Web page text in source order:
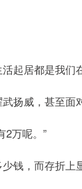
起居都是我们
扬威，甚至面
2万呢。”
钱，而存折上